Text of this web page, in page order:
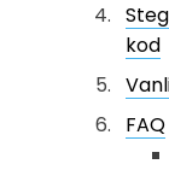
kod
FAQ